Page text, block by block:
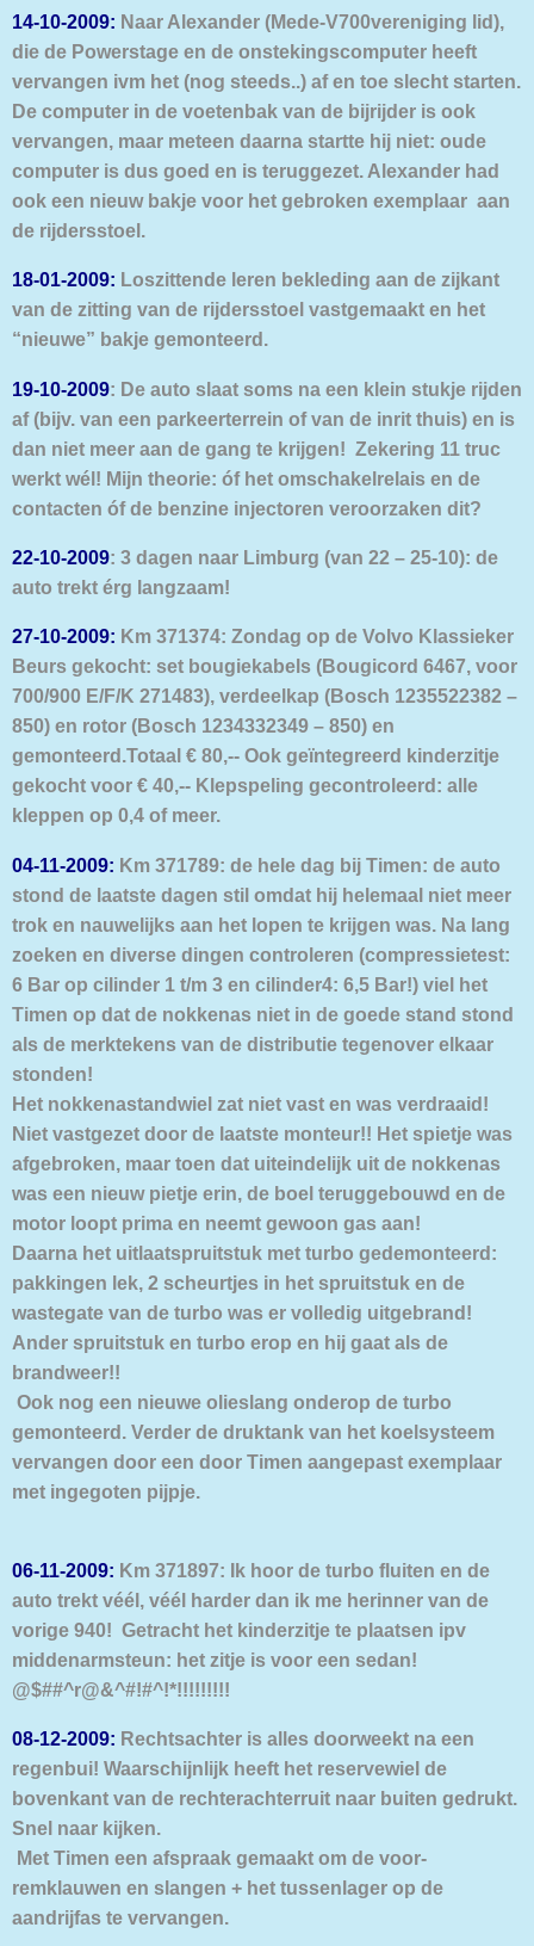
14-10-2009: Naar Alexander (Mede-V700vereniging lid),
die de Powerstage en de onstekingscomputer heeft
vervangen ivm het (nog steeds..) af en toe slecht starten.
De computer in de voetenbak van de bijrijder is ook
vervangen, maar meteen daarna startte hij niet: oude
computer is dus goed en is teruggezet. Alexander had
ook een nieuw bakje voor het gebroken exemplaar aan
de rijdersstoel.
18-01-2009: Loszittende leren bekleding aan de zijkant
van de zitting van de rijdersstoel vastgemaakt en het
“nieuwe” bakje gemonteerd.
19-10-2009: De auto slaat soms na een klein stukje rijden
af (bijv. van een parkeerterrein of van de inrit thuis) en is
dan niet meer aan de gang te krijgen! Zekering 11 truc
werkt wél! Mijn theorie: óf het omschakelrelais en de
contacten óf de benzine injectoren veroorzaken dit?
22-10-2009: 3 dagen naar Limburg (van 22 – 25-10): de
auto trekt érg langzaam!
27-10-2009: Km 371374: Zondag op de Volvo Klassieker
Beurs gekocht: set bougiekabels (Bougicord 6467, voor
700/900 E/F/K 271483), verdeelkap (Bosch 1235522382 –
850) en rotor (Bosch 1234332349 – 850) en
gemonteerd.Totaal € 80,-- Ook geïntegreerd kinderzitje
gekocht voor € 40,-- Klepspeling gecontroleerd: alle
kleppen op 0,4 of meer.
04-11-2009: Km 371789: de hele dag bij Timen: de auto
stond de laatste dagen stil omdat hij helemaal niet meer
trok en nauwelijks aan het lopen te krijgen was. Na lang
zoeken en diverse dingen controleren (compressietest:
6 Bar op cilinder 1 t/m 3 en cilinder4: 6,5 Bar!) viel het
Timen op dat de nokkenas niet in de goede stand stond
als de merktekens van de distributie tegenover elkaar
stonden!
Het nokkenastandwiel zat niet vast en was verdraaid!
Niet vastgezet door de laatste monteur!! Het spietje was
afgebroken, maar toen dat uiteindelijk uit de nokkenas
was een nieuw pietje erin, de boel teruggebouwd en de
motor loopt prima en neemt gewoon gas aan!
Daarna het uitlaatspruitstuk met turbo gedemonteerd:
pakkingen lek, 2 scheurtjes in het spruitstuk en de
wastegate van de turbo was er volledig uitgebrand!
Ander spruitstuk en turbo erop en hij gaat als de
brandweer!!
Ook nog een nieuwe olieslang onderop de turbo
gemonteerd. Verder de druktank van het koelsysteem
vervangen door een door Timen aangepast exemplaar
met ingegoten pijpje.
06-11-2009: Km 371897: Ik hoor de turbo fluiten en de
auto trekt véél, véél harder dan ik me herinner van de
vorige 940! Getracht het kinderzitje te plaatsen ipv
middenarmsteun: het zitje is voor een sedan!
@$##^r@&^#!#^!*!!!!!!!!!
08-12-2009: Rechtsachter is alles doorweekt na een
regenbui! Waarschijnlijk heeft het reservewiel de
bovenkant van de rechterachterruit naar buiten gedrukt.
Snel naar kijken.
Met Timen een afspraak gemaakt om de voor-
remklauwen en slangen + het tussenlager op de
aandrijfas te vervangen.